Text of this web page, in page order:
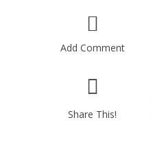
Add Comment
Share This!